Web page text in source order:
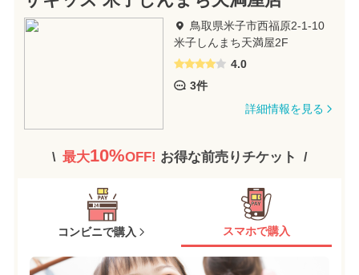
鳥取県米子市西福原2-1-10
米子しんまち天満屋2F
4.0
3件
詳細情報を見る
最大10%OFF! お得な前売りチケット
コンビニで購入 スマホで購入